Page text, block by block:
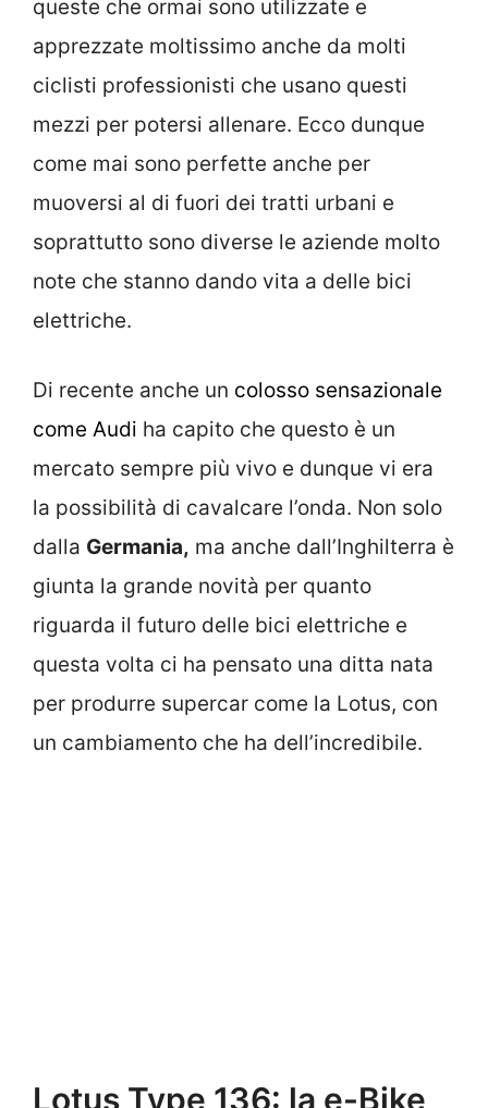
queste che ormai sono utilizzate e
apprezzate moltissimo anche da molti
ciclisti professionisti che usano questi
mezzi per potersi allenare. Ecco dunque
come mai sono perfette anche per
muoversi al di fuori dei tratti urbani e
soprattutto sono diverse le aziende molto
note che stanno dando vita a delle bici
elettriche.
Di recente anche un colosso sensazionale
come Audi ha capito che questo è un
mercato sempre più vivo e dunque vi era
la possibilità di cavalcare l’onda. Non solo
dalla Germania, ma anche dall’Inghilterra è
giunta la grande novità per quanto
riguarda il futuro delle bici elettriche e
questa volta ci ha pensato una ditta nata
per produrre supercar come la Lotus, con
un cambiamento che ha dell’incredibile.
Lotus Type 136: la e-Bike